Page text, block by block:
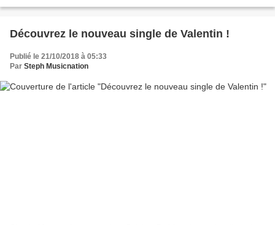
Découvrez le nouveau single de Valentin !
Publié le 21/10/2018 à 05:33
Par Steph Musicnation